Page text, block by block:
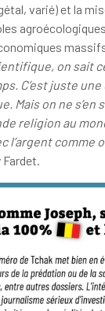
varié) et la
on sait
C’est juste
Mais on ne s’en
religion au
l’argent comme